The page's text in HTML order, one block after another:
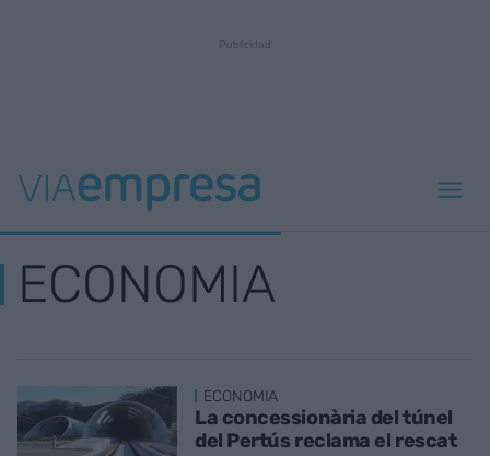
ECONOMIA
ECONOMIA
La concessionària del túnel
del Pertús reclama el rescat